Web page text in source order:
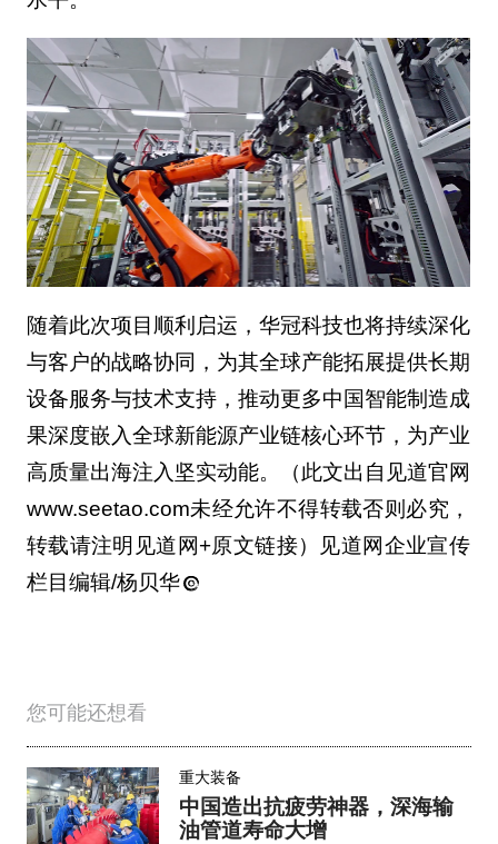
随着此次项目顺利启运，华冠科技也将持续深化
与客户的战略协同，为其全球产能拓展提供长期
设备服务与技术支持，推动更多中国智能制造成
果深度嵌入全球新能源产业链核心环节，为产业
高质量出海注入坚实动能。（此文出自见道官网
www.seetao.com未经允许不得转载否则必究，
转载请注明见道网+原文链接）见道网企业宣传
栏目编辑/杨贝华
您可能还想看
重大装备
中国造出抗疲劳神器，深海输
油管道寿命大增